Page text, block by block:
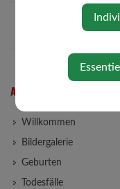
AKTUELLES
Willkommen
Bildergalerie
Geburten
Todesfälle